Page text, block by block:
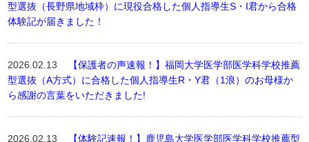
型選抜（長野県地域枠）に現役合格した個人指導生S・I君から合格
体験記が届きました！
2026.02.13
【保護者の声速報！】福岡大学医学部医学科学校推薦
型選抜（A方式）に合格した個人指導生R・Y君（1浪）のお母様か
ら感謝の言葉をいただきました!
2026.02.13
【体験記速報！】鹿児島大学医学部医学科学校推薦型